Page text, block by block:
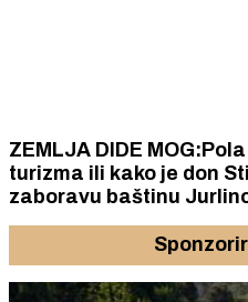
ZEMLJA DIDE
turizma ili kako je don Stipe Perkov oteo
zaboravu baštinu